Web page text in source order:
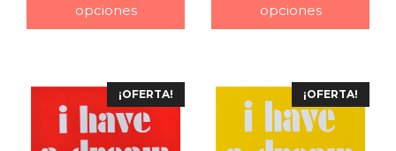
opciones
opciones
¡OFERTA! ¡OFERTA!